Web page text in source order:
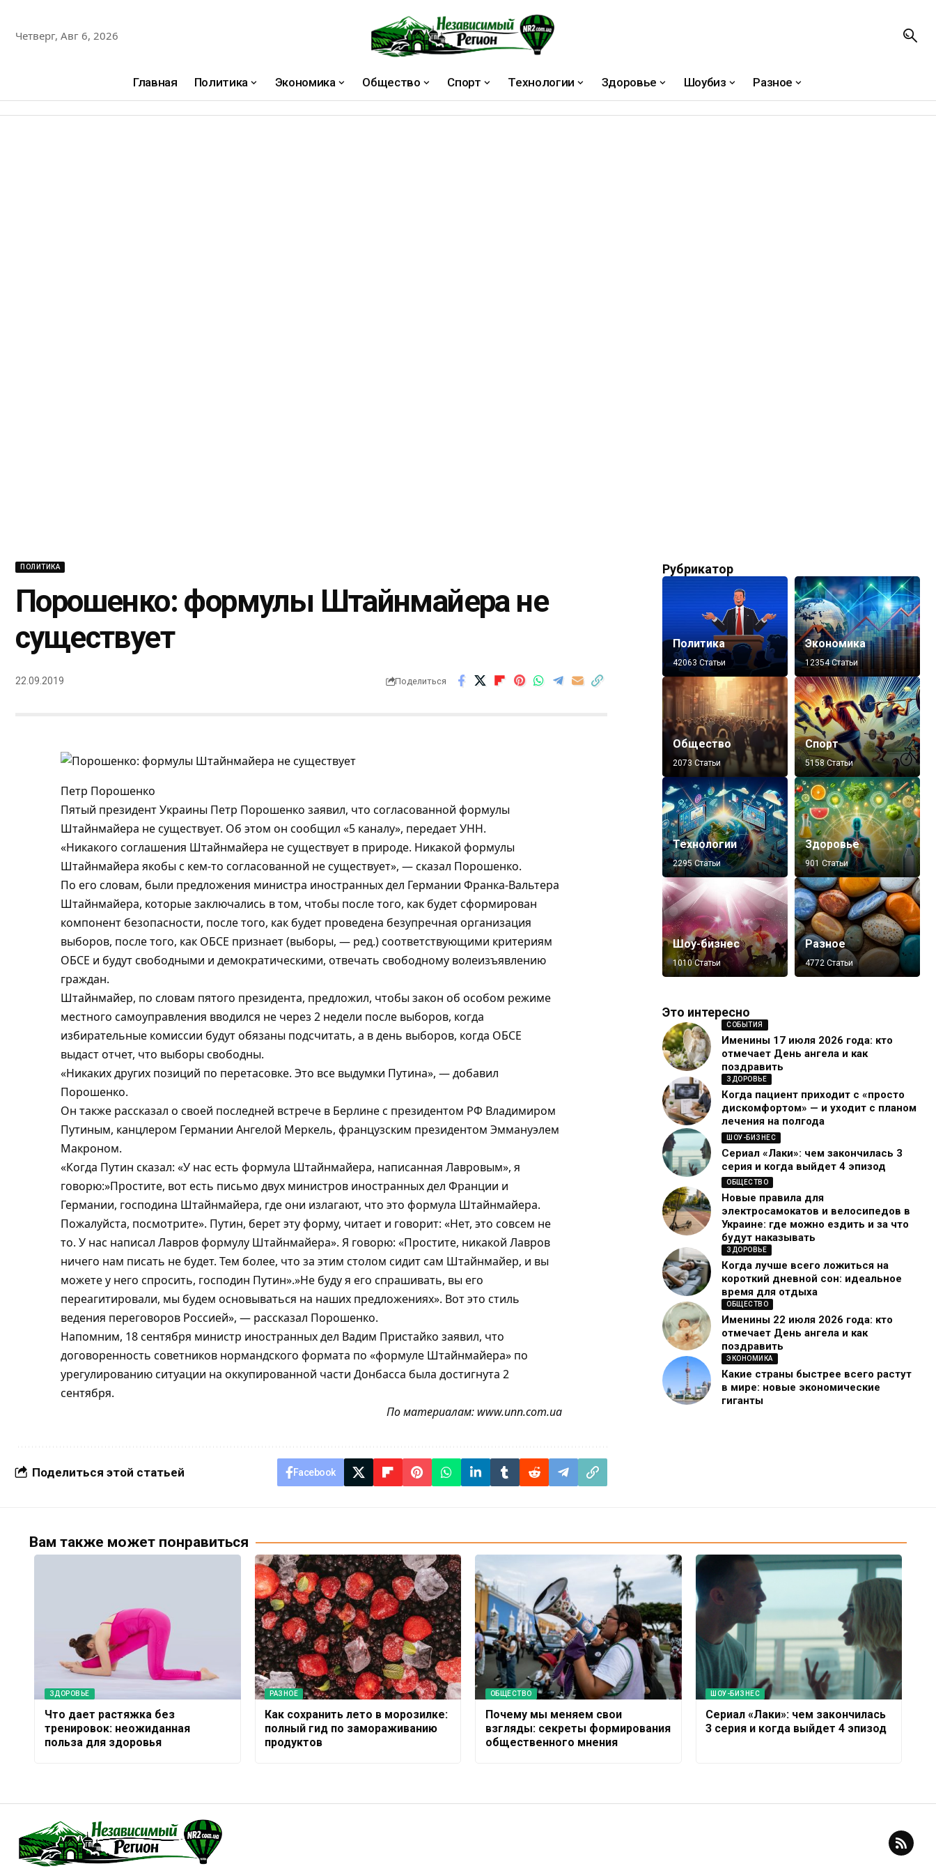
Четверг, Авг 6, 2026
Главная Политика Экономика Общество Спорт Технологии Здоровье Шоубиз Разное
ПОЛИТИКА
Порошенко: формулы Штайнмайера не
существует
22.09.2019 Поделиться
Петр Порошенко
Пятый президент Украины Петр Порошенко заявил, что согласованной формулы
Штайнмайера не существует. Об этом он сообщил «5 каналу», передает УНН.
«Никакого соглашения Штайнмайера не существует в природе. Никакой формулы
Штайнмайера якобы с кем-то согласованной не существует», — сказал Порошенко.
По его словам, были предложения министра иностранных дел Германии Франка-Вальтера
Штайнмайера, которые заключались в том, чтобы после того, как будет сформирован
компонент безопасности, после того, как будет проведена безупречная организация
выборов, после того, как ОБСЕ признает (выборы, — ред.) соответствующими критериям
ОБСЕ и будут свободными и демократическими, отвечать свободному волеизъявлению
граждан.
Штайнмайер, по словам пятого президента, предложил, чтобы закон об особом режиме
местного самоуправления вводился не через 2 недели после выборов, когда
избирательные комиссии будут обязаны подсчитать, а в день выборов, когда ОБСЕ
выдаст отчет, что выборы свободны.
«Никаких других позиций по перетасовке. Это все выдумки Путина», — добавил
Порошенко.
Он также рассказал о своей последней встрече в Берлине с президентом РФ Владимиром
Путиным, канцлером Германии Ангелой Меркель, французским президентом Эммануэлем
Макроном.
«Когда Путин сказал: «У нас есть формула Штайнмайера, написанная Лавровым», я
говорю:»Простите, вот есть письмо двух министров иностранных дел Франции и
Германии, господина Штайнмайера, где они излагают, что это формула Штайнмайера.
Пожалуйста, посмотрите». Путин, берет эту форму, читает и говорит: «Нет, это совсем не
то. У нас написал Лавров формулу Штайнмайера». Я говорю: «Простите, никакой Лавров
ничего нам писать не будет. Тем более, что за этим столом сидит сам Штайнмайер, и вы
можете у него спросить, господин Путин».»Не буду я его спрашивать, вы его
переагитировали, мы будем основываться на наших предложениях». Вот это стиль
ведения переговоров Россией», — рассказал Порошенко.
Напомним, 18 сентября министр иностранных дел Вадим Пристайко заявил, что
договоренность советников нормандского формата по «формуле Штайнмайера» по
урегулированию ситуации на оккупированной части Донбасса была достигнута 2
сентября.
По материалам: www.unn.com.ua
Поделиться этой статьей Facebook
Рубрикатор
Политика
42063 Статьи
Экономика
12354 Статьи
Общество
2073 Статьи
Спорт
5158 Статьи
Технологии
2295 Статьи
Здоровье
901 Статьи
Шоу-бизнес
1010 Статьи
Разное
4772 Статьи
Это интересно
СОБЫТИЯ
Именины 17 июля 2026 года: кто
отмечает День ангела и как
поздравить
ЗДОРОВЬЕ
Когда пациент приходит с «просто
дискомфортом» — и уходит с планом
лечения на полгода
ШОУ-БИЗНЕС
Сериал «Лаки»: чем закончилась 3
серия и когда выйдет 4 эпизод
ОБЩЕСТВО
Новые правила для
электросамокатов и велосипедов в
Украине: где можно ездить и за что
будут наказывать
ЗДОРОВЬЕ
Когда лучше всего ложиться на
короткий дневной сон: идеальное
время для отдыха
ОБЩЕСТВО
Именины 22 июля 2026 года: кто
отмечает День ангела и как
поздравить
ЭКОНОМИКА
Какие страны быстрее всего растут
в мире: новые экономические
гиганты
Вам также может понравиться
ЗДОРОВЬЕ
Что дает растяжка без
тренировок: неожиданная
польза для здоровья
РАЗНОЕ
Как сохранить лето в морозилке:
полный гид по замораживанию
продуктов
ОБЩЕСТВО
Почему мы меняем свои
взгляды: секреты формирования
общественного мнения
ШОУ-БИЗНЕС
Сериал «Лаки»: чем закончилась
3 серия и когда выйдет 4 эпизод